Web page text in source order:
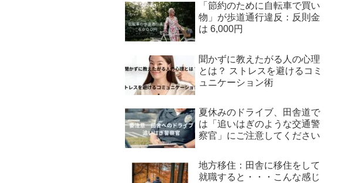
「節約のために自転車で買い
物」が歩道通行違反：反則金
は 6,000円
聞かずに教えたがる人の心理
とは？ ストレスを避けるコミ
ュニケーション術
夏休みのドライブ、田舎道で
は「追いはぎのような交通警
察官」にご注意してください
地方移住：田舎に移住をして
就職すると・・・こんな感じ